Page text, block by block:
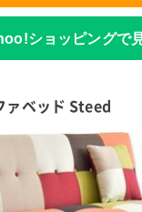
ショッピングで
ァベッド Steed